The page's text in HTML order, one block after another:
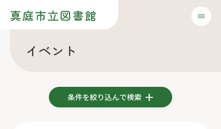
真庭市立図書館
イベント
条件を絞り込んで検索